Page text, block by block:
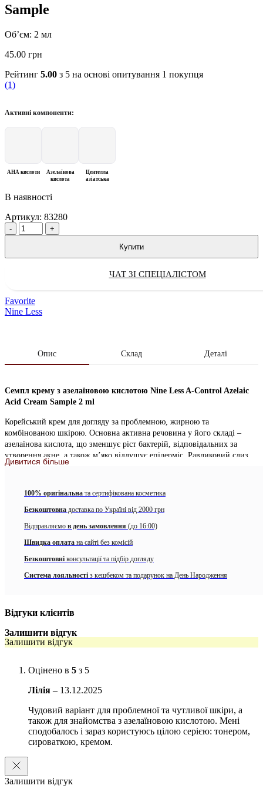
Sample
Об’єм: 2 мл
45.00 грн
Рейтинг 5.00 з 5 на основі опитування 1 покупця
(1)
Активні компоненти:
AHA кислоти
Азелаїнова
кислота
Центелла
азіатська
В наявності
Артикул: 83280
Quantity
Купити
ЧАТ ЗІ СПЕЦІАЛІСТОМ
Favorite
Nine Less
Опис Склад Деталі
Семпл крему з азелаїновою кислотою Nine Less A-Control Azelaic
Acid Cream Sample 2 ml
Корейський крем для догляду за проблемною, жирною та
комбінованою шкірою. Основна активна речовина у його складі –
азелаїнова кислота, що зменшує ріст бактерій, відповідальних за
утворення акне, а також м’яко відлущує епідерміс. Равликовий слиз
додатково покращує рівень зволоження шкіри та візуально звужує
Водночас молочна кислота підсилює зволожувальну дію засобу, а
екстракт центелли азіатської сприяє регенерації епідермісу. Доповнює
композицію екстракт листя зеленого чаю, який зменшує кількість
себуму. Крем має легку текстуру, що швидко поглинається і не
Control Azelaic Acid Cream Sample
Має протизапальну дію
Регенерує
Кому підійде Nine Less A-Control Azelaic Acid Cream:
Підійде для жирної шкіри, комбінованої та шкіри з акне
Активні компоненти:
Азелаїнова кислота
Дивитися більше
100% оригінальна та сертифікована косметика
Безкоштовна доставка по Україні від 2000 грн
Відправляємо в день замовлення (до 16:00)
Швидка оплата на сайті без комісій
Безкоштовні консультації та підбір догляду
Система лояльності з кешбеком та подарунок на День Народження
Відгуки клієнтів
Залишити відгук
Залишити відгук
Оцінено в 5 з 5
Лілія – 13.12.2025
Чудовий варіант для проблемної та чутливої шкіри, а
також для знайомства з азелаїновою кислотою. Мені
сподобалось і зараз користуюсь цілою серією: тонером,
сироваткою, кремом.
Залишити відгук